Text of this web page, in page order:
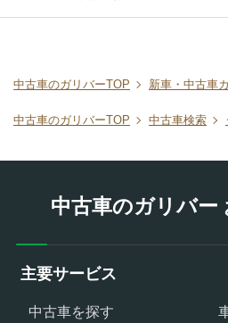
中古車のガリバーTOP 新車・中古車
中古車のガリバーTOP 中古車検索
中古車のガリバー
主要サービス
中古車を探す